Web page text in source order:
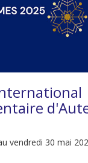
vendredi 30 mai